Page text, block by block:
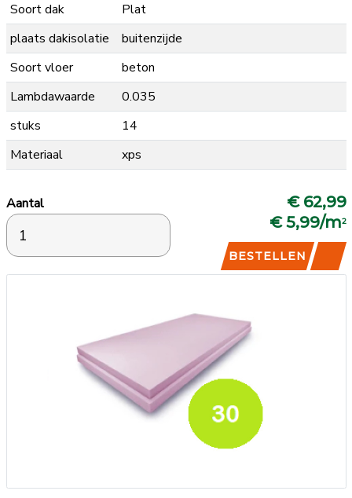
Soort dak
Plat
plaats dakisolatie
buitenzijde
Soort vloer
beton
Lambdawaarde
0.035
stuks
14
Materiaal
xps
Aantal
€ 62,99
€ 5,99/m2
BESTELLEN